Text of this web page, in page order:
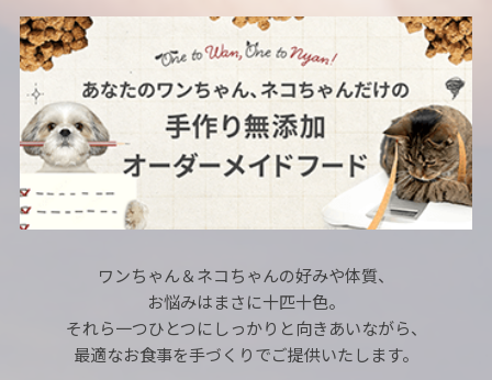
ワンちゃん＆ネコちゃんの好みや体質、
お悩みはまさに十匹十色。
それら一つひとつにしっかりと向きあいながら、
最適なお食事を手づくりでご提供いたします。